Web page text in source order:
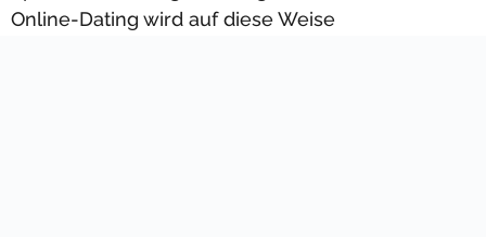
Online-Dating wird auf diese Weise